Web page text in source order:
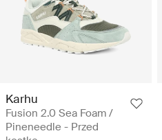
Karhu
Fusion 2.0 Sea Foam /
Pineneedle - Przed